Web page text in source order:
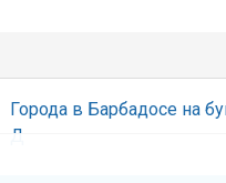
Города в Барбадосе на
Д